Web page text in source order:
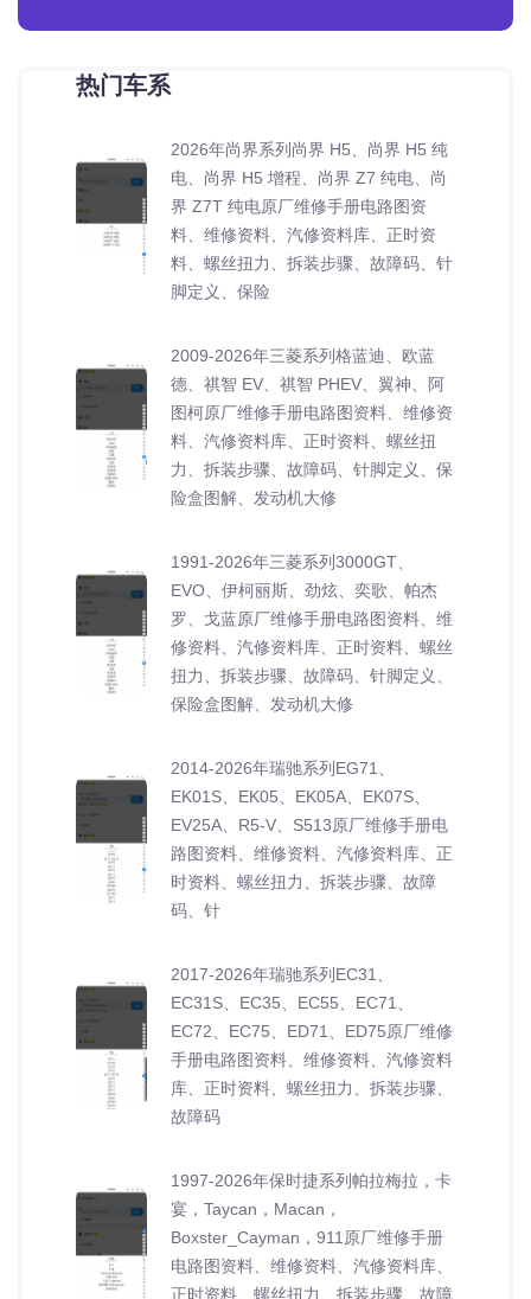
热门车系
2026年尚界系列尚界 H5、尚界 H5 纯
电、尚界 H5 增程、尚界 Z7 纯电、尚
界 Z7T 纯电原厂维修手册电路图资
料、维修资料、汽修资料库、正时资
料、螺丝扭力、拆装步骤、故障码、针
脚定义、保险
2009-2026年三菱系列格蓝迪、欧蓝
德、祺智 EV、祺智 PHEV、翼神、阿
图柯原厂维修手册电路图资料、维修资
料、汽修资料库、正时资料、螺丝扭
力、拆装步骤、故障码、针脚定义、保
险盒图解、发动机大修
1991-2026年三菱系列3000GT、
EVO、伊柯丽斯、劲炫、奕歌、帕杰
罗、戈蓝原厂维修手册电路图资料、维
修资料、汽修资料库、正时资料、螺丝
扭力、拆装步骤、故障码、针脚定义、
保险盒图解、发动机大修
2014-2026年瑞驰系列EG71、
EK01S、EK05、EK05A、EK07S、
EV25A、R5-V、S513原厂维修手册电
路图资料、维修资料、汽修资料库、正
时资料、螺丝扭力、拆装步骤、故障
码、针
2017-2026年瑞驰系列EC31、
EC31S、EC35、EC55、EC71、
EC72、EC75、ED71、ED75原厂维修
手册电路图资料、维修资料、汽修资料
库、正时资料、螺丝扭力、拆装步骤、
故障码
1997-2026年保时捷系列帕拉梅拉，卡
宴，Taycan，Macan，
Boxster_Cayman，911原厂维修手册
电路图资料、维修资料、汽修资料库、
正时资料、螺丝扭力、拆装步骤、故障